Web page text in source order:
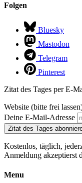
Folgen
Bluesky
Mastodon
Telegram
Pinterest
Zitat des Tages per E-
Website (bitte frei
Deine E-Mail-Adresse
Zitat des Tages
Kostenlos, täglich,
Anmeldung akzeptierst
Menu